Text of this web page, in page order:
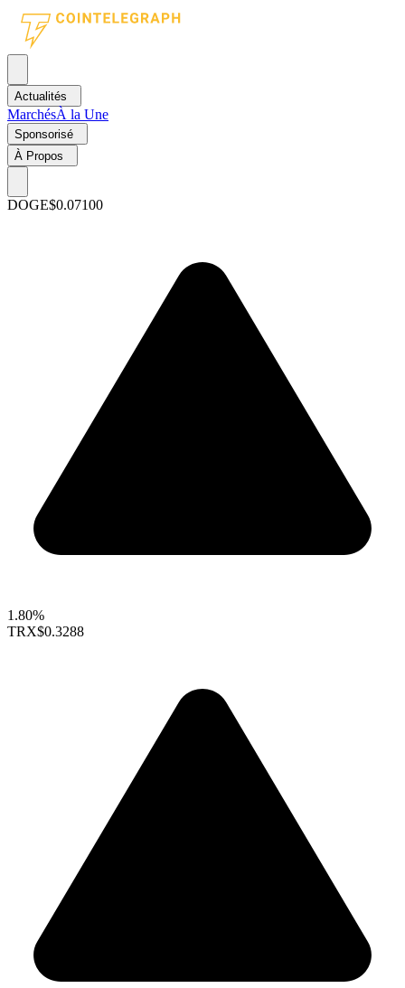
Actualités
MarchésÀ la Une
Sponsorisé
À Propos
DOGE$0.07100
1.80%
TRX$0.3288